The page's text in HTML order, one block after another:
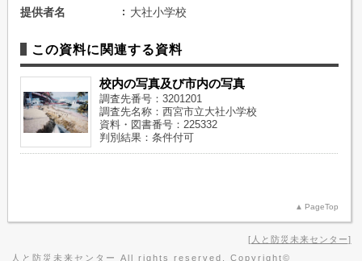
提供者名 大社小学校
この資料に関連する資料
校内の写真及び市内の写真
調査先番号：3201201
調査先名称：西宮市立大社小学校
資料・図書番号：225332
判別結果：条件付可
PageTop
人と防災未来センター
人と防災未来センター All rights reserved, Copyright©